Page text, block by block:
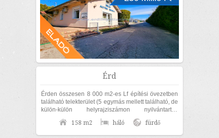
Érd
Érden összesen 8 000 m2-es Lf építési övezetben
található telekterület (5 egymás mellett található, de
külön-külön helyrajziszámon nyilvántartott
területből áll), 158 m2-es...
158 m2 háló fürdő